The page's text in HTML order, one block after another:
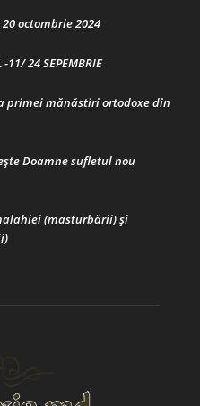
octombrie 2024
11/ 24 SEPEMBRIE
primei mănăstiri ortodoxe din
Doamne sufletul nou
(masturbării) şi